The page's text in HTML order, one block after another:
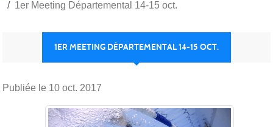
1er Meeting Départemental 14-15 oct.
1ER MEETING DÉPARTEMENTAL 14-15 OCT.
Publiée le 10 oct. 2017